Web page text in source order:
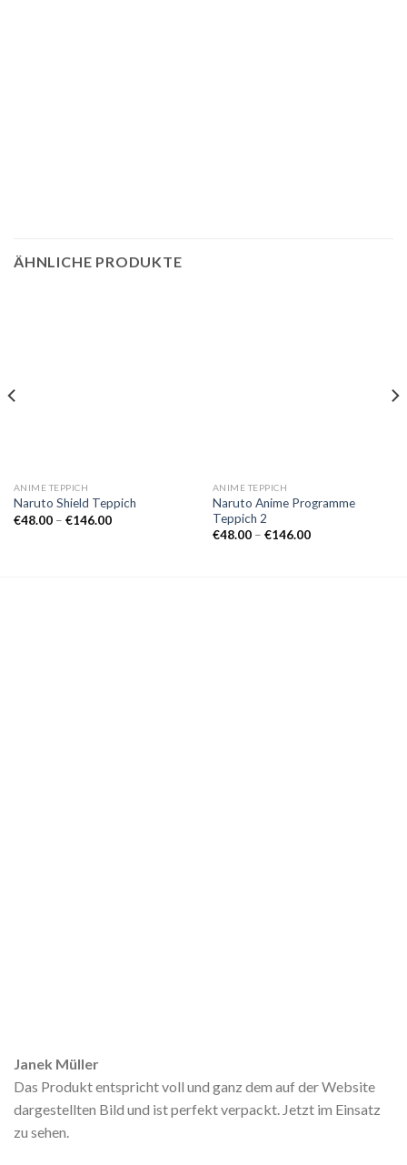
ÄHNLICHE PRODUKTE
ANIME TEPPICH
Naruto Shield Teppich
€48.00 – €146.00Preisspanne:
ANIME TEPPICH
Naruto Anime Programme
Teppich 2
€48.00 – €146.00Preisspanne:
Janek Müller
Das Produkt entspricht voll und ganz dem auf der Website
dargestellten Bild und ist perfekt verpackt. Jetzt im Einsatz
zu sehen.